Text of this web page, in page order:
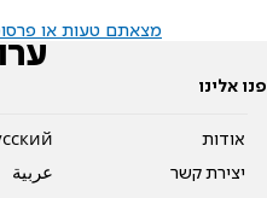
מצאתם טעות או
פנו אלינו
אודות
יצירת קשר
عربية